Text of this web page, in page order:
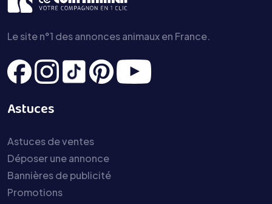
Le site n°1 des annonces animaux en France.
Astuces
Astuces de ventes
Déposer une annonce
Bannières de publicité
Promotions